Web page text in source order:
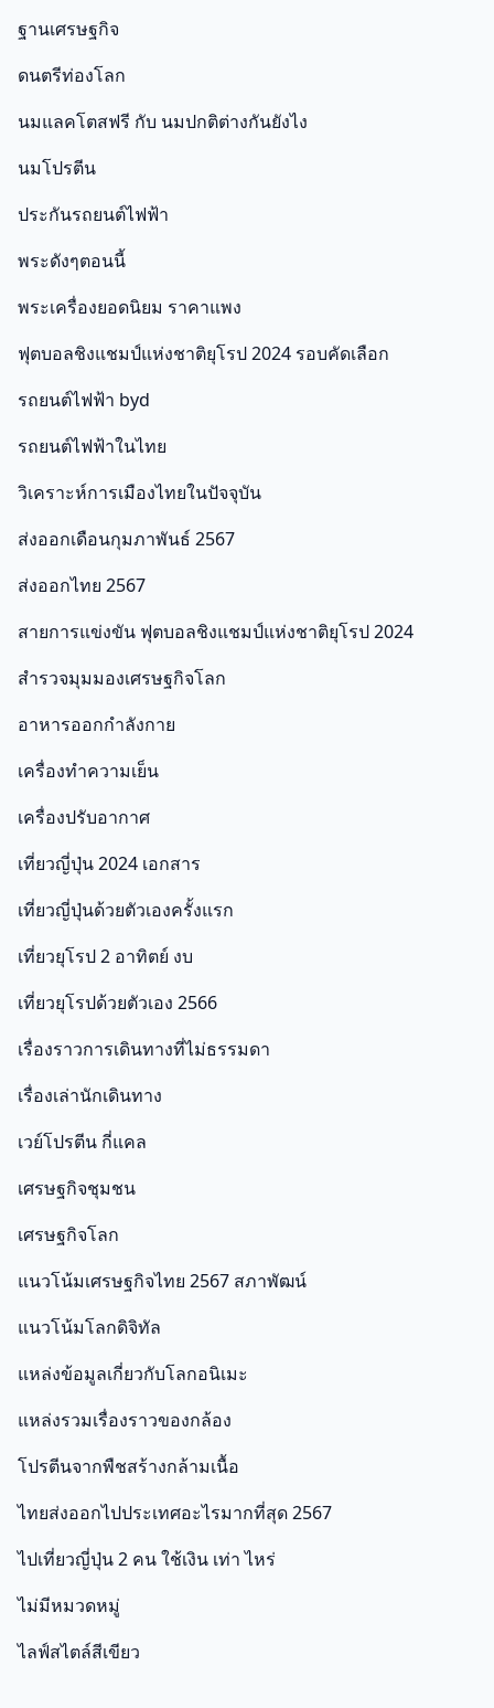
ฐานเศรษฐกิจ
ดนตรีท่องโลก
นมแลคโตสฟรี กับ นมปกติต่างกันยังไง
นมโปรตีน
ประกันรถยนต์ไฟฟ้า
พระดังๆตอนนี้
พระเครื่องยอดนิยม ราคาแพง
ฟุตบอลชิงแชมป์แห่งชาติยุโรป 2024 รอบคัดเลือก
รถยนต์ไฟฟ้า byd
รถยนต์ไฟฟ้าในไทย
วิเคราะห์การเมืองไทยในปัจจุบัน
ส่งออกเดือนกุมภาพันธ์ 2567
ส่งออกไทย 2567
สายการแข่งขัน ฟุตบอลชิงแชมป์แห่งชาติยุโรป 2024
สำรวจมุมมองเศรษฐกิจโลก
อาหารออกกําลังกาย
เครื่องทำความเย็น
เครื่องปรับอากาศ
เที่ยวญี่ปุ่น 2024 เอกสาร
เที่ยวญี่ปุ่นด้วยตัวเองครั้งแรก
เที่ยวยุโรป 2 อาทิตย์ งบ
เที่ยวยุโรปด้วยตัวเอง 2566
เรื่องราวการเดินทางที่ไม่ธรรมดา
เรื่องเล่านักเดินทาง
เวย์โปรตีน กี่แคล
เศรษฐกิจชุมชน
เศรษฐกิจโลก
แนวโน้มเศรษฐกิจไทย 2567 สภาพัฒน์
แนวโน้มโลกดิจิทัล
แหล่งข้อมูลเกี่ยวกับโลกอนิเมะ
แหล่งรวมเรื่องราวของกล้อง
โปรตีนจากพืชสร้างกล้ามเนื้อ
ไทยส่งออกไปประเทศอะไรมากที่สุด 2567
ไปเที่ยวญี่ปุ่น 2 คน ใช้เงิน เท่า ไหร่
ไม่มีหมวดหมู่
ไลฟ์สไตล์สีเขียว